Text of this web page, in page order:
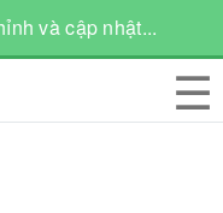
và cập nhật...
☰